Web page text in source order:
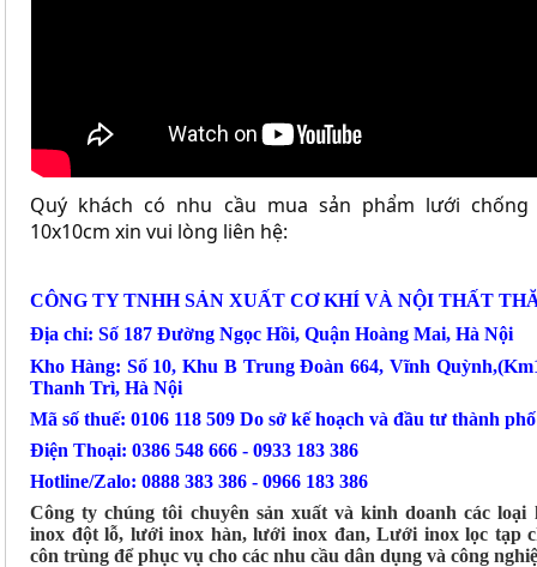
Quý khách có nhu cầu mua sản phẩm lưới
10x10cm xin vui lòng liên hệ:
CÔNG TY TNHH SẢN XUẤT CƠ KHÍ VÀ NỘI THẤT
Địa chỉ: Số 187 Đường Ngọc Hồi, Quận Hoàng Mai, Hà Nội
Kho Hàng: Số 10, Khu B Trung Đoàn 664, Vĩnh
Thanh Trì, Hà Nội
Mã số thuế: 0106 118 509 Do sở kế hoạch và đầu tư thành
Điện Thoại: 0386 548 666 - 0933 183 386
Hotline/Zalo: 0888 383 386 - 0966 183 386
Công ty chúng tôi chuyên sản xuất và kinh doanh các
inox đột lỗ, lưới inox hàn, lưới inox đan, Lưới inox lọc tạp
côn trùng để phục vụ cho các nhu cầu dân dụng và công